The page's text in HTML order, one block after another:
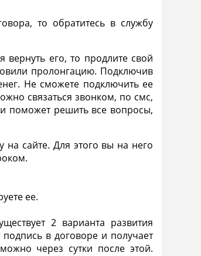
то обратитесь в службу
его, то продлите свой
пролонгацию. Подключив
Не сможете подключить ее
связаться звонком, по смс,
поможет решить все вопросы,
на сайте. Для этого вы на него
ее.
2 варианта развития
подпись в договоре и получает
через сутки после этой.